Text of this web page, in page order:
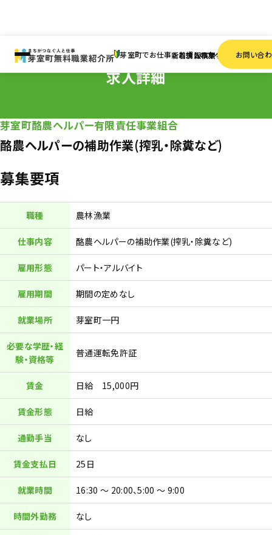
芽室町でお仕事をお探しの方へ
新着情報求人検索事業者一覧お問い合
酪農ヘルパーの補助作業(搾乳・除糞など)
求人詳細
芽室町酪農ヘルパー有限責任事業組合
酪農ヘルパーの補助作業(搾乳・除糞など)
募集要項
職種 農林漁業
仕事内容 酪農ヘルパーの補助作業(搾乳・除糞など)
雇用形態 パート・アルバイト
雇用期間 期間の定めなし
就業場所 芽室町一円
必要な学歴・経
験・資格等
普通運転免許証
賃金 日給 15,000円
賃金形態 日給
通勤手当 なし
賃金支払日 25日
就業時間 16:30 ～ 20:00、5:00 ～ 9:00
時間外勤務 なし